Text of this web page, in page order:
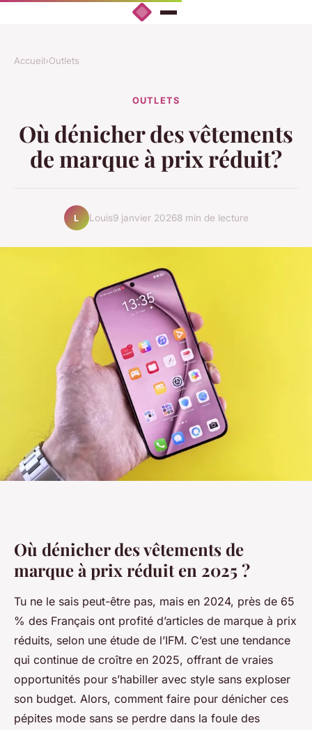
Accueil›Outlets
OUTLETS
Où dénicher des vêtements
de marque à prix réduit?
L Louis9 janvier 20268 min de lecture
Où dénicher des vêtements de
marque à prix réduit en 2025 ?
Tu ne le sais peut-être pas, mais en 2024, près de 65
% des Français ont profité d’articles de marque à prix
réduits, selon une étude de l’IFM. C’est une tendance
qui continue de croître en 2025, offrant de vraies
opportunités pour s’habiller avec style sans exploser
son budget. Alors, comment faire pour dénicher ces
pépites mode sans se perdre dans la foule des